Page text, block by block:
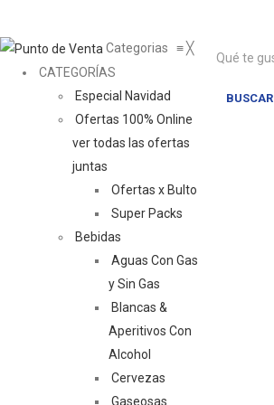
Categorias ≡╳
CATEGORÍAS
Especial Navidad
Ofertas 100% Online
ver todas las ofertas
juntas
Ofertas x Bulto
Super Packs
Bebidas
Aguas Con Gas
y Sin Gas
Blancas &
Aperitivos Con
Alcohol
Cervezas
Gaseosas
BUSCAR